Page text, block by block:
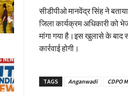
सीडीपीओ मानवेंद्र सिंह ने
जिला कार्यक्रम अधिकारी को
मांगा गया है।इस खुलासे के बाद
कार्रवाई होगी।
TAGS Anganwadi CDPO